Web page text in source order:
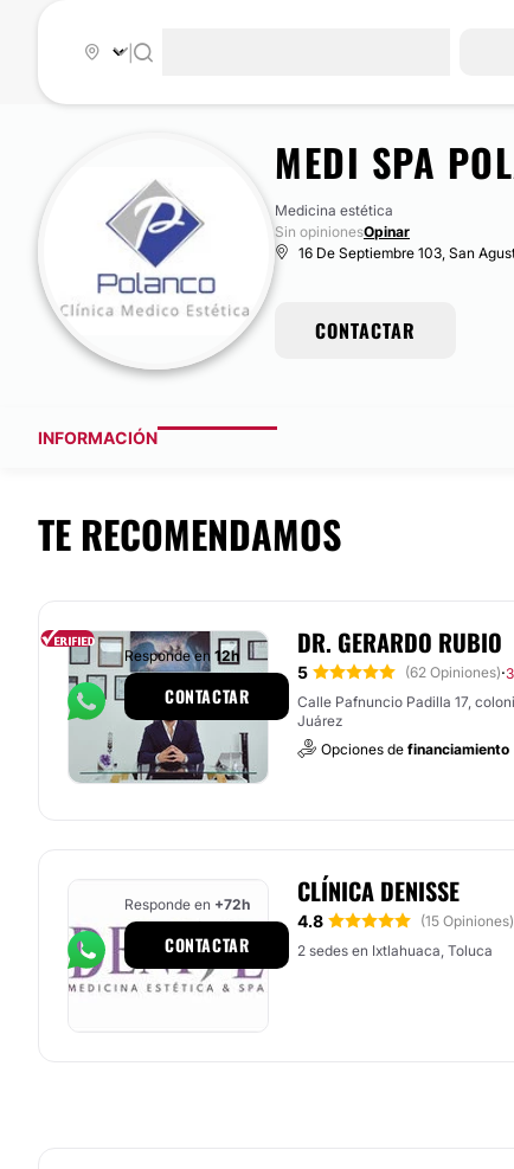
MEDI SPA
Medicina estética
Sin opinionesOpinar
16 De Septiembre 103, San
CONTACTAR
INFORMACIÓN
TE RECOMENDAMOS
DR. GERARDO RUBIO
5 (62 Opiniones)·
Calle Pafnuncio Padilla 17,
Juárez
Opciones de financiamiento
Responde en 12h
CONTACTAR
CLÍNICA DENISSE
4.8 (15 Opiniones)
2 sedes en Ixtlahuaca, Toluca
Responde en +72h
CONTACTAR